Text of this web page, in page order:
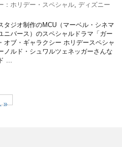
：ホリデー・スペシャル
ディズニー
タジオ制作のMCU（マーベル・シネマ
ニバース）のスペシャルドラマ「ガー
オブ・ギャラクシー ホリデースペシャ
ノルド・シュワルツェネッガーさんな
…
»